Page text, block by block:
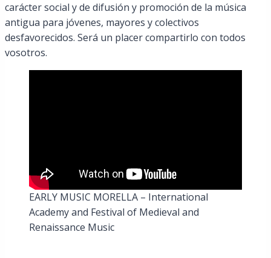
carácter social y de difusión y promoción de la música
antigua para jóvenes, mayores y colectivos
desfavorecidos. Será un placer compartirlo con todos
vosotros.
EARLY MUSIC MORELLA – International
Academy and Festival of Medieval and
Renaissance Music